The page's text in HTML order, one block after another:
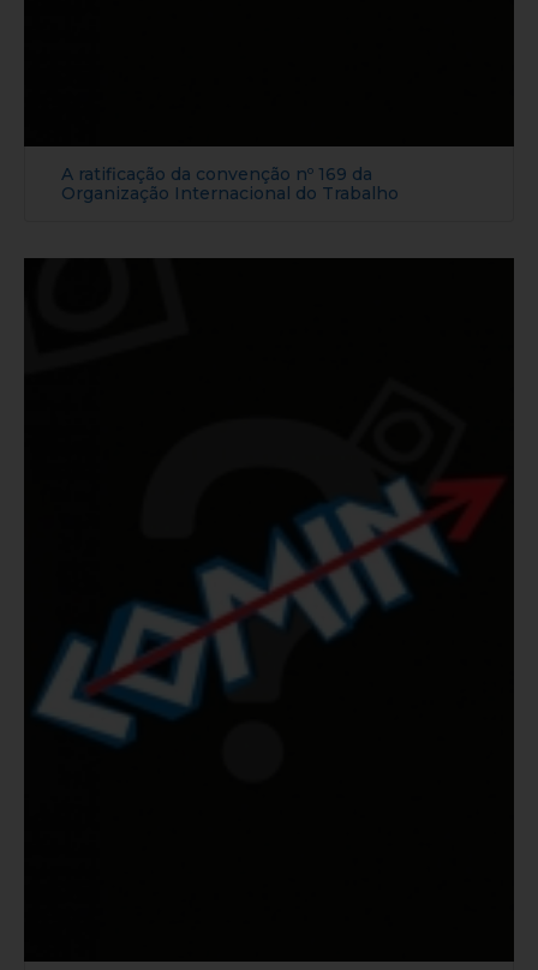
A ratificação da convenção nº 169 da
Organização Internacional do Trabalho